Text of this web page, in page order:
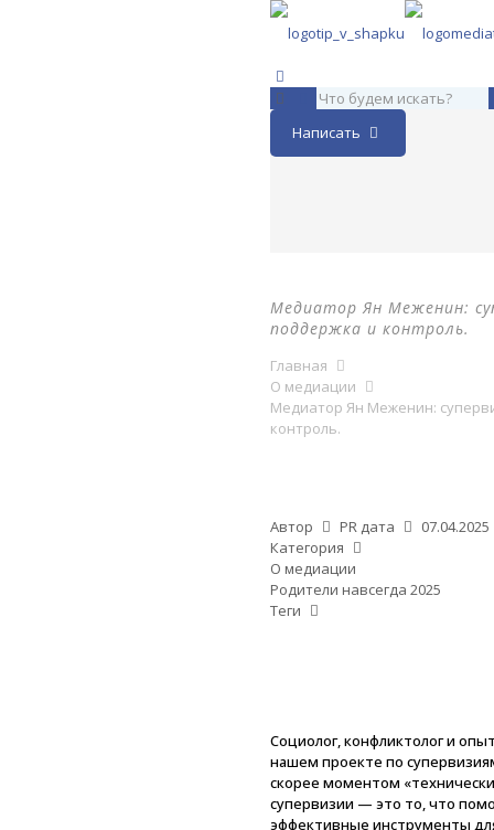
Написать
Медиатор Ян Меженин:
поддержка и контроль.
Главная
О медиации
Медиатор Ян Меженин:
контроль.
Автор PR дата
07.04.2025
Категория
О медиации
Родители навсегда 2025
Теги
Социолог, конфликтолог и
нашем проекте по
скорее моментом
супервизии — это то, что
эффективные инструменты